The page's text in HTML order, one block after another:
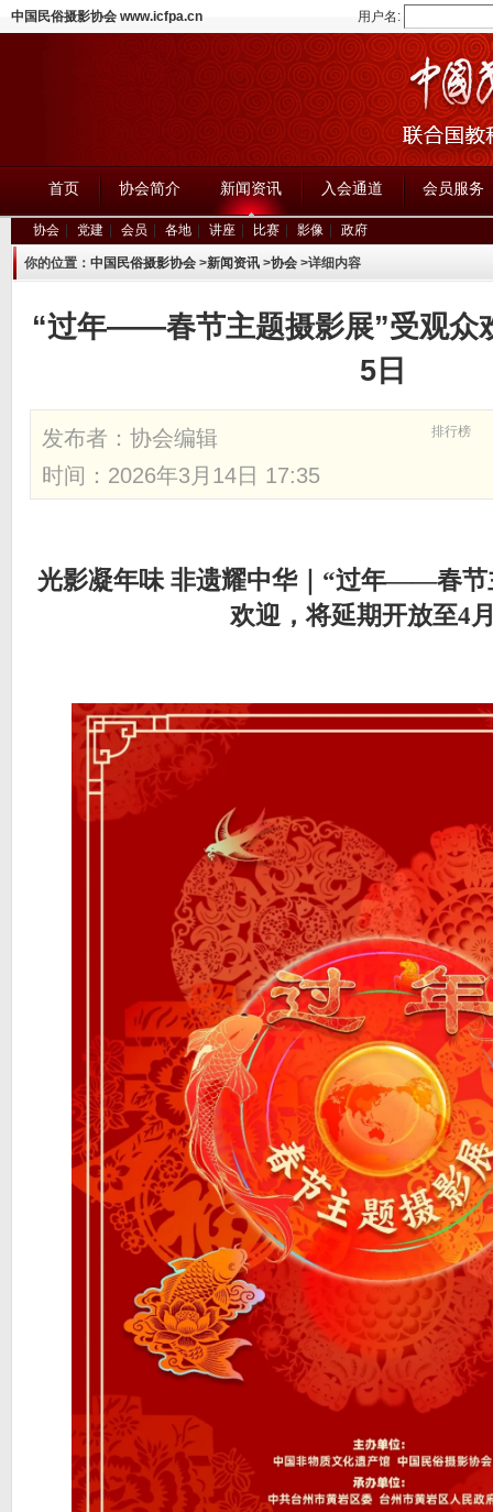
中国民俗摄影协会 www.icfpa.cn 用户名:
首页 协会简介 新闻资讯 入会通道 会员服务
协会 党建 会员 各地 讲座 比赛 影像 政府
你的位置： 中国民俗摄影协会 >新闻资讯 >协会 >详细内容
“过年——春节主题摄影展”受观众
5日
排行榜
发布者： 协会编辑
时间：2026年3月14日 17:35
光影凝年味 非遗耀中华｜“过年——春节
欢迎，将延期开放至4